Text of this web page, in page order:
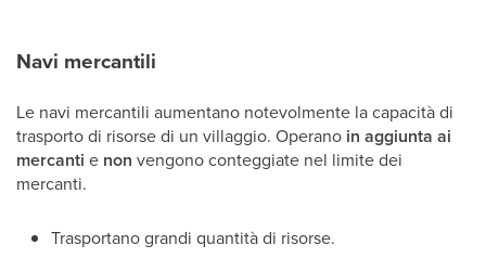
Navi mercantili
Le navi mercantili aumentano notevolmente la capacità di
trasporto di risorse di un villaggio. Operano in aggiunta ai
mercanti e non vengono conteggiate nel limite dei
mercanti.
Trasportano grandi quantità di risorse.